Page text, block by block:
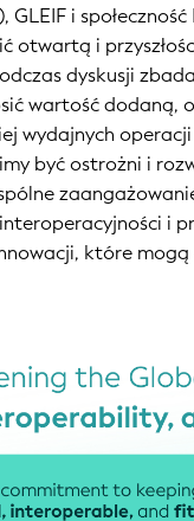
GLEIF i
otwartą i
dyskusji
wartość dodaną,
wydajnych
być ostrożni i
i
które mogą